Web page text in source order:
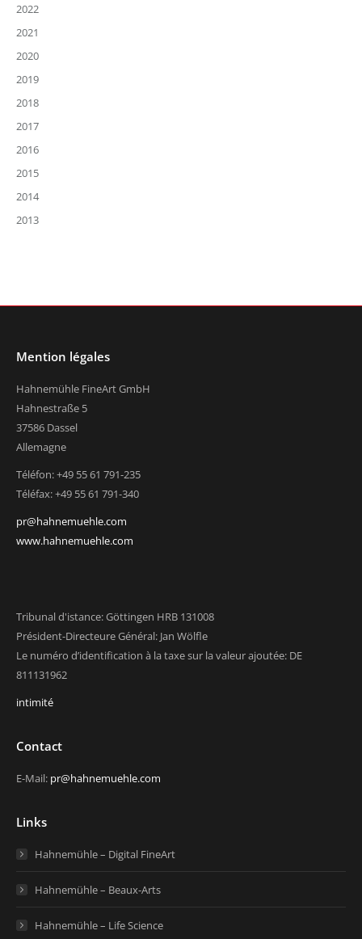
2022
2021
2020
2019
2018
2017
2016
2015
2014
2013
Mention légales
Hahnemühle FineArt GmbH
Hahnestraße 5
37586 Dassel
Allemagne
Téléfon: +49 55 61 791-235
Téléfax: +49 55 61 791-340
pr@hahnemuehle.com
www.hahnemuehle.com
Tribunal d'istance: Göttingen HRB 131008
Président-Directeure Général: Jan Wölfle
Le numéro d’identification à la taxe sur la valeur ajoutée: DE
811131962
intimité
Contact
E-Mail: pr@hahnemuehle.com
Links
Hahnemühle – Digital FineArt
Hahnemühle – Beaux-Arts
Hahnemühle – Life Science